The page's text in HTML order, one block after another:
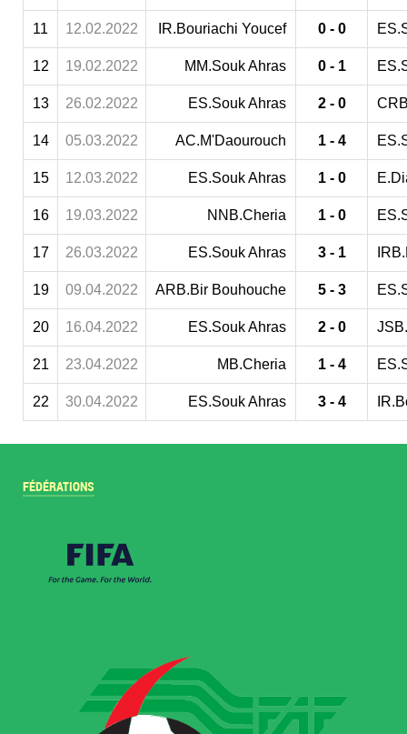
11 12.02.2022 IR.Bouriachi Youcef 0 - 0
12 19.02.2022 MM.Souk Ahras 0 - 1
13 26.02.2022 ES.Souk Ahras 2 - 0
14 05.03.2022 AC.M'Daourouch 1 - 4
15 12.03.2022 ES.Souk Ahras 1 - 0
16 19.03.2022 NNB.Cheria 1 - 0
17 26.03.2022 ES.Souk Ahras 3 - 1
19 09.04.2022 ARB.Bir Bouhouche 5 - 3
20 16.04.2022 ES.Souk Ahras 2 - 0
21 23.04.2022 MB.Cheria 1 - 4
22 30.04.2022 ES.Souk Ahras 3 - 4
FÉDÉRATIONS